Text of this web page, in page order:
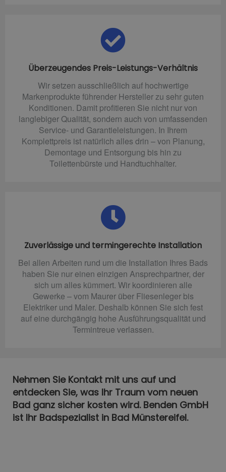
Überzeugendes Preis-Leistungs-Verhältnis
Wir setzen ausschließlich auf hochwertige
Markenprodukte führender Hersteller zu sehr guten
Konditionen. Damit profitieren Sie nicht nur von
langlebiger Qualität, sondern auch von umfassenden
Service- und Garantieleistungen. In Ihrem
Komplettpreis ist natürlich alles drin – von Planung,
Demontage und Entsorgung bis hin zu
Toilettenbürste und Handtuchhalter.
Zuverlässige und termingerechte Installation
Bei allen Arbeiten rund um die Installation Ihres Bads
haben Sie nur einen einzigen Ansprechpartner, der
sich um alles kümmert. Wir koordinieren alle
Gewerke – vom Maurer über Fliesenleger bis
Elektriker und Maler. Deshalb können Sie sich fest
auf eine durchgängig hohe Ausführungsqualität und
Termintreue verlassen.
Nehmen Sie Kontakt mit uns auf und
entdecken Sie, was Ihr Traum vom neuen
Bad ganz sicher kosten wird. Benden GmbH
ist Ihr Badspezialist in Bad Münstereifel.